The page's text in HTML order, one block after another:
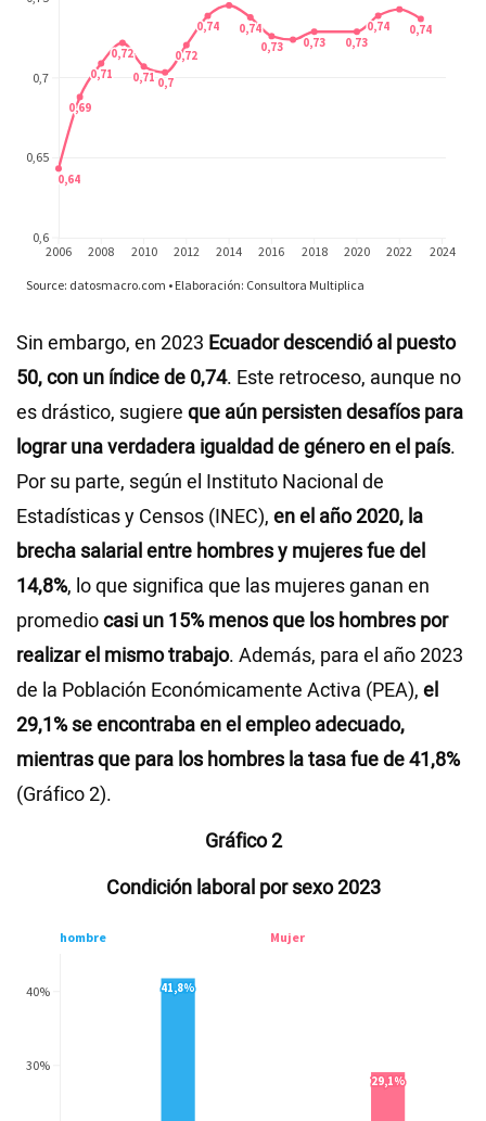
Sin embargo, en 2023 Ecuador descendió al puesto
50, con un índice de 0,74. Este retroceso, aunque no
es drástico, sugiere que aún persisten desafíos para
lograr una verdadera igualdad de género en el país.
Por su parte, según el Instituto Nacional de
Estadísticas y Censos (INEC), en el año 2020, la
brecha salarial entre hombres y mujeres fue del
14,8%, lo que significa que las mujeres ganan en
promediocasi un 15% menos que los hombres por
realizar el mismo trabajo. Además, para el año 2023
de la Población Económicamente Activa (PEA), el
29,1% se encontraba en el empleo adecuado,
mientras que para los hombres la tasa fue de 41,8%
(Gráfico 2).
Gráfico 2
Condición laboral por sexo 2023